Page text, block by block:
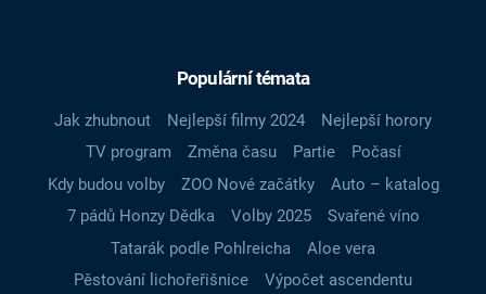
Populární témata
Jak zhubnout Nejlepší filmy 2024
Nejlepší horory
TV program
Změna času Partie
Počasí
Kdy budou volby
ZOO Nové začátky
Auto – katalog
7 pádů Honzy Dědka
Volby 2025
Svařené víno
Tatarák podle Pohlreicha
Aloe vera
Pěstování lichořeřišnice
Výpočet ascendentu